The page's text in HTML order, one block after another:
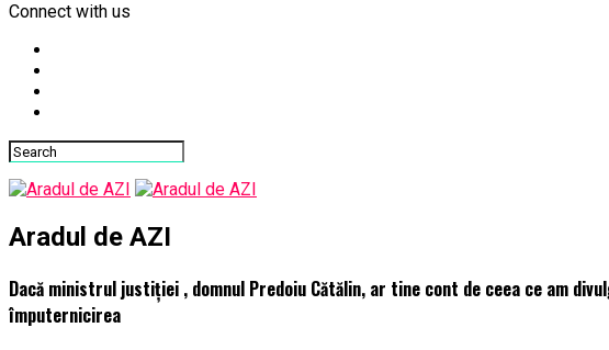
Connect with us
Aradul de AZI
Dacă ministrul justiției , domnul Predoiu Cătălin, ar tine cont de ceea ce am
împuternicirea